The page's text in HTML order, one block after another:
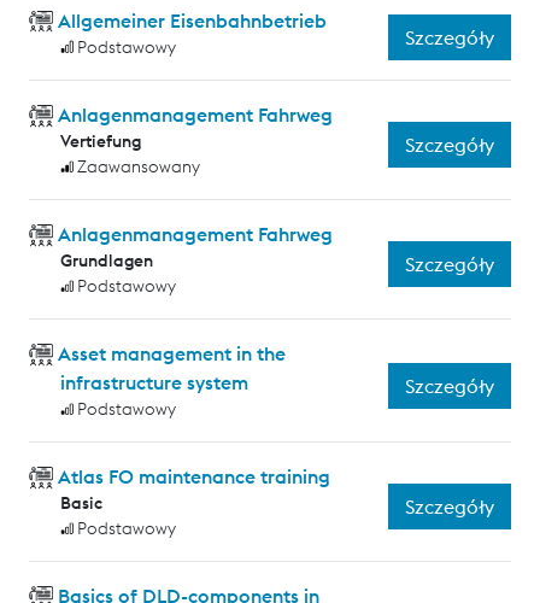
Allgemeiner Eisenbahnbetrieb
Podstawowy Szczegóły
Anlagenmanagement Fahrweg
Vertiefung
Zaawansowany
Szczegóły
Anlagenmanagement Fahrweg
Grundlagen
Podstawowy
Szczegóły
Asset management in the
infrastructure system
Podstawowy
Szczegóły
Atlas FO maintenance training
Basic
Podstawowy
Szczegóły
Basics of DLD-components in